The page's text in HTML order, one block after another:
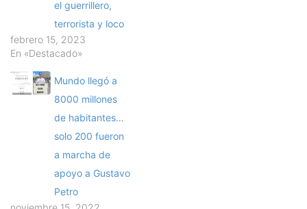
el guerrillero,
terrorista y loco
febrero 15, 2023
En «Destacado»
Mundo llegó a
8000 millones
de habitantes…
solo 200 fueron
a marcha de
apoyo a Gustavo
Petro